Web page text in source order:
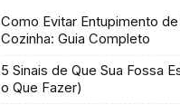
Como Evitar Entupimento de
Cozinha: Guia Completo
5 Sinais de Que Sua Fossa
o Que Fazer)